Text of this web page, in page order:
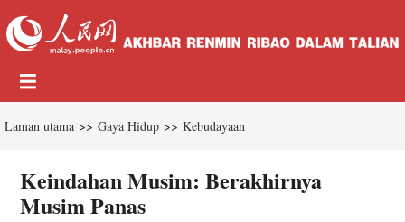
Laman utama >> Gaya Hidup >> Kebudayaan
Keindahan Musim: Berakhirnya
Musim Panas